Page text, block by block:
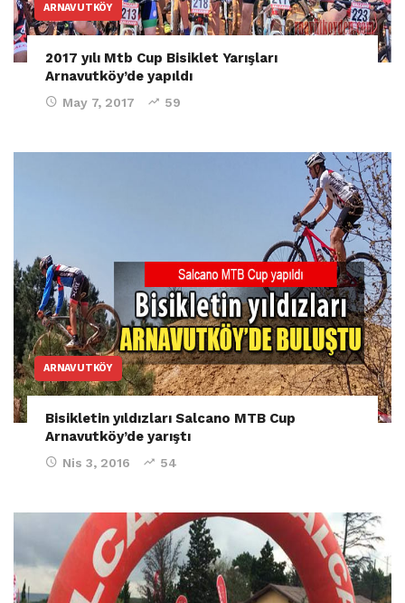
ARNAVUTKÖY
2017 yılı Mtb Cup Bisiklet Yarışları
Arnavutköy’de yapıldı
May 7, 2017 59
ARNAVUTKÖY
Bisikletin yıldızları Salcano MTB Cup
Arnavutköy’de yarıştı
Nis 3, 2016 54